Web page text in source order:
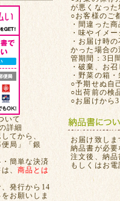
いて
詳細
てから、
便局」「銀
簡単な決済
、 商品とは
発行から14
お願いしま
が悪くなった
○お客様のご
・間違った
・味やイメ
・お届け時
かった場合
管期間：3日
・破棄、お
・野菜の箱
○予期せぬ自
○出荷前の検
○お届けから
お届け致し
納品書が必要
注文後、納品
もしくはお電